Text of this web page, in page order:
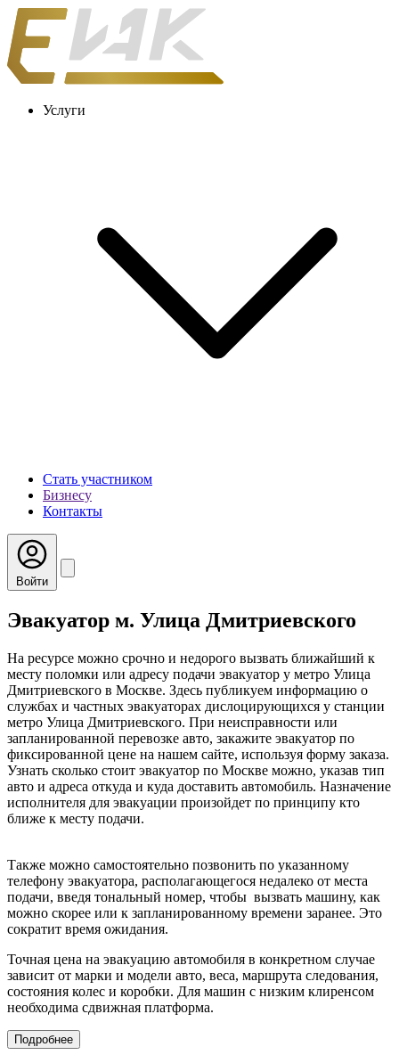
Услуги
Стать участником
Бизнесу
Контакты
Войти
Эвакуатор м. Улица Дмитриевского
На ресурсе можно срочно и недорого вызвать ближайший к
месту поломки или адресу подачи эвакуатор у метро Улица
Дмитриевского в Москве. Здесь публикуем информацию о
службах и частных эвакуаторах дислоцирующихся у станции
метро Улица Дмитриевского. При неисправности или
запланированной перевозке авто, закажите эвакуатор по
фиксированной цене на нашем сайте, используя форму заказа.
Узнать сколько стоит эвакуатор по Москве можно, указав тип
авто и адреса откуда и куда доставить автомобиль. Назначение
исполнителя для эвакуации произойдет по принципу кто
ближе к месту подачи.
Также можно самостоятельно позвонить по указанному
телефону эвакуатора, располагающегося недалеко от места
подачи, введя тональный номер, чтобы вызвать машину, как
можно скорее или к запланированному времени заранее. Это
сократит время ожидания.
Точная цена на эвакуацию автомобиля в конкретном случае
зависит от марки и модели авто, веса, маршрута следования,
состояния колес и коробки. Для машин с низким клиренсом
необходима сдвижная платформа.
Подробнее